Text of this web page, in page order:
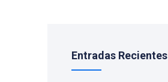
Entradas Recientes